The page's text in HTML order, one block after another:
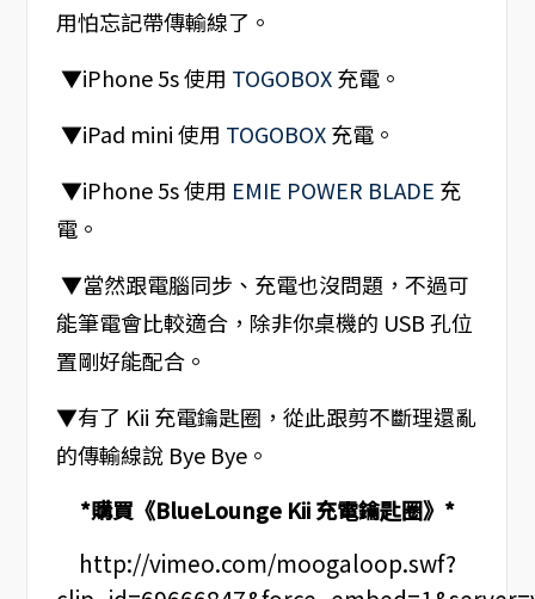
用怕忘記帶傳輸線了。
▼iPhone 5s 使用 TOGOBOX充電。
▼iPad mini 使用 TOGOBOX充電。
▼iPhone 5s 使用 EMIE POWER BLADE 充
電。
▼當然跟電腦同步、充電也沒問題，不過可
能筆電會比較適合，除非你桌機的 USB 孔位
置剛好能配合。
▼有了 Kii 充電鑰匙圈，從此跟剪不斷理還亂
的傳輸線說 Bye Bye。
*購買《BlueLounge Kii 充電鑰匙圈》*
http://vimeo.com/moogaloop.swf?